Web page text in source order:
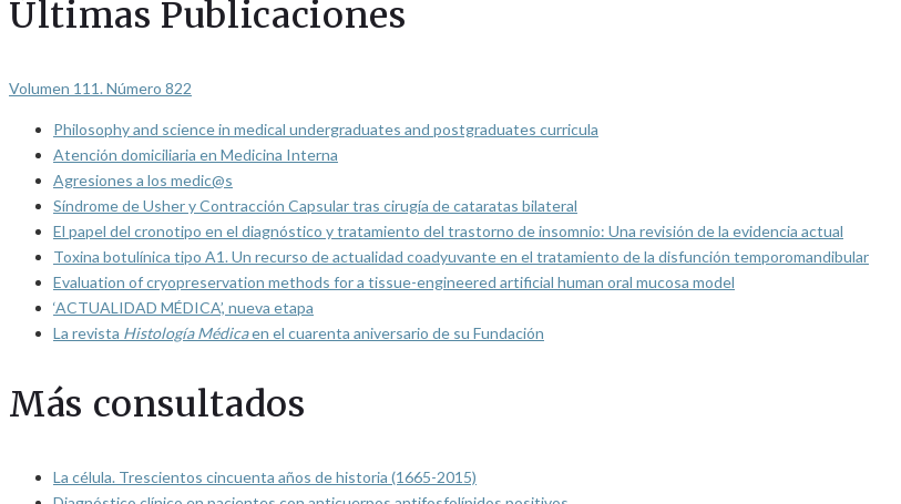
Últimas Publicaciones
Volumen 111. Número 822
Philosophy and science in medical undergraduates and postgraduates curricula
Atención domiciliaria en Medicina Interna
Agresiones a los medic@s
Síndrome de Usher y Contracción Capsular tras cirugía de cataratas bilateral
El papel del cronotipo en el diagnóstico y tratamiento del trastorno de insomnio: Una revisión de la evidencia actual
Toxina botulínica tipo A1. Un recurso de actualidad coadyuvante en el tratamiento de la disfunción temporomandibular
Evaluation of cryopreservation methods for a tissue-engineered artificial human oral mucosa model
‘ACTUALIDAD MÉDICA’, nueva etapa
La revista Histología Médicaen el cuarenta aniversario de su Fundación
Más consultados
La célula. Trescientos cincuenta años de historia (1665-2015)